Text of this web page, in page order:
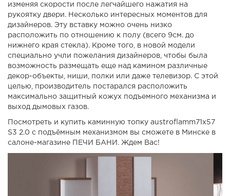
изменяя скорости после легчайшего нажатия на
рукоятку двери. Несколько интересных моментов для
дизайнеров. Эту вставку можно очень низко
расположить по отношению к полу (всего 9см. до
нижнего края стекла). Кроме того, в новой модели
специально учли пожелания дизайнеров, чтобы была
возможность размещать еще над камином различные
декор-объекты, ниши, полки или даже телевизор. С этой
целью, производитель постарался расположить
максимально защитный кожух подъемного механизма и
выход дымовых газов.
Посмотреть и купить каминную топку austroflamm71x57
S3 2.0 с подъёмным механизмом вы сможете в Минске в
салоне-магазине ПЕЧИ БАНИ. Ждем Вас!